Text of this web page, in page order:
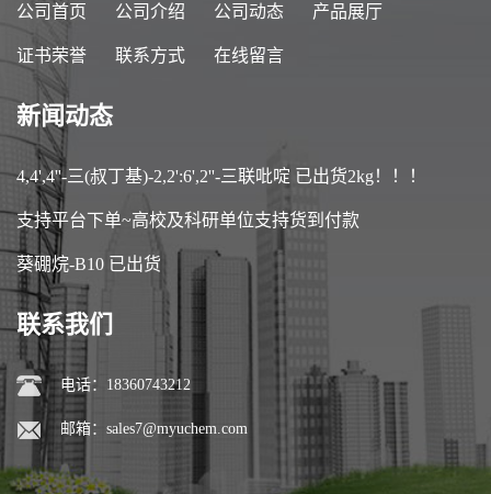
公司首页 公司介绍 公司动态 产品展厅
证书荣誉 联系方式 在线留言
新闻动态
4,4',4''-三(叔丁基)-2,2':6',2''-三联吡啶 已出货2kg！！！
支持平台下单~高校及科研单位支持货到付款
葵硼烷-B10 已出货
联系我们
电话：18360743212
邮箱： sales7@myuchem.com